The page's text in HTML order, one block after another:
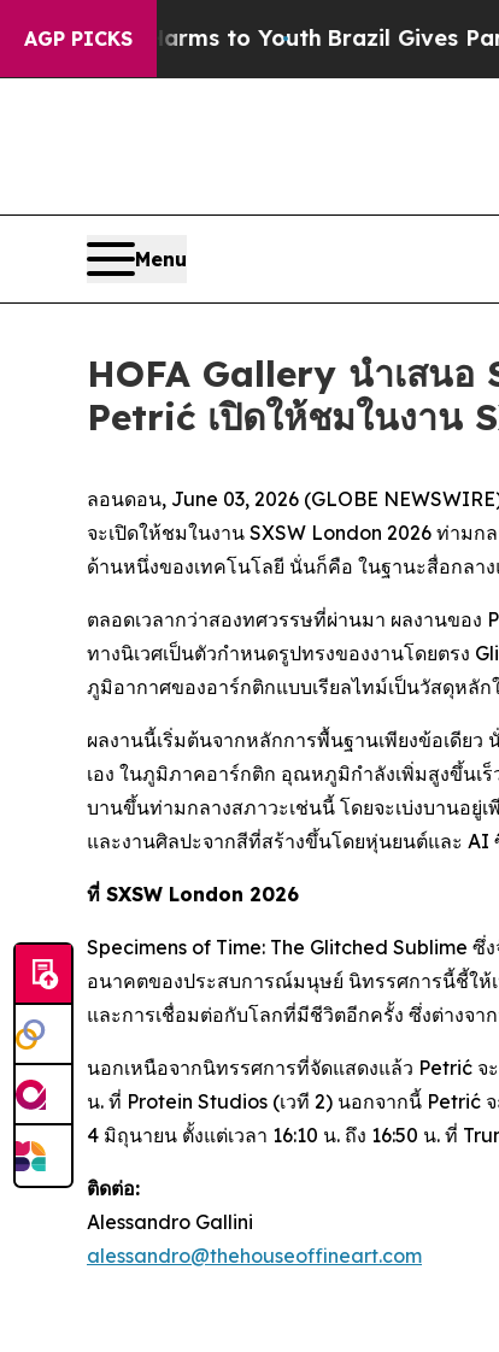
AGP PICKS
Abate Harms to YouthBrazil Gives Parents
Menu
HOFA Gallery นำเสน
Petrić เปิดให้ชมในงาน
ลอนดอน, June 03, 2026 (GLOBE
จะเปิดให้ชมในงาน SXSW London 2026 ท่าม
ด้านหนึ่งของเทคโนโลยี นั่นก็คือ ในฐานะสื่อกล
ตลอดเวลากว่าสองทศวรรษที่ผ่านมา ผลงานของ
ทางนิเวศเป็นตัวกำหนดรูปทรงของงานโดยตรง
ภูมิอากาศของอาร์กติกแบบเรียลไทม์เป็นวัสดุหลัก
ผลงานนี้เริ่มต้นจากหลักการพื้นฐานเพียงข้อเดีย
เอง ในภูมิภาคอาร์กติก อุณหภูมิกำลังเพิ่มสูงขึ้นเ
บานขึ้นท่ามกลางสภาวะเช่นนี้ โดยจะเบ่งบานอ
และงานศิลปะจากสีที่สร้างขึ้นโดยหุ่นยนต์และ
ที่ SXSW London 2026
Specimens of Time: The Glitched Sublime ซึ่
อนาคตของประสบการณ์มนุษย์ นิทรรศการนี้ชี้ให้
และการเชื่อมต่อกับโลกที่มีชีวิตอีกครั้ง ซึ่งต่างจ
นอกเหนือจากนิทรรศการที่จัดแสดงแล้ว Petrić จ
น. ที่ Protein Studios (เวที 2) นอกจากนี้ Petrić
4 มิถุนายน ตั้งแต่เวลา 16:10 น. ถึง 16:50 น. ที่
ติดต่อ:
Alessandro Gallini
alessandro@thehouseoffineart.com